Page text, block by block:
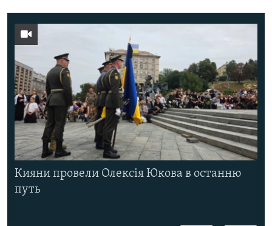
Кияни провели Олексія Юкова в останню
путь